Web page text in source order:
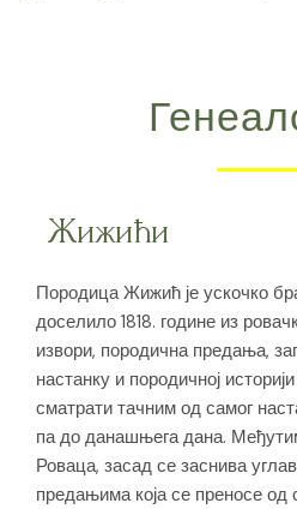
Жижићи
Породица Жижић је ускочко
доселило 1818. године из
извори, породична предања,
настанку и породичној
сматрати тачним од самог
па до данашњега дана.
Роваца, засад се заснива
предањима која се преносе од